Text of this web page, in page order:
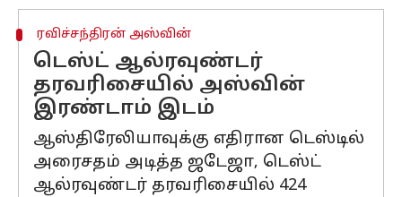
ரவிச்சந்திரன் அஸ்வின்
டெஸ்ட் ஆல்ரவுண்டர்
தரவரிசையில் அஸ்வின்
இரண்டாம் இடம்
ஆஸ்திரேலியாவுக்கு எதிரான டெஸ்டில்
அரைசதம் அடித்த ஜடேஜா, டெஸ்ட்
ஆல்ரவுண்டர் தரவரிசையில் 424